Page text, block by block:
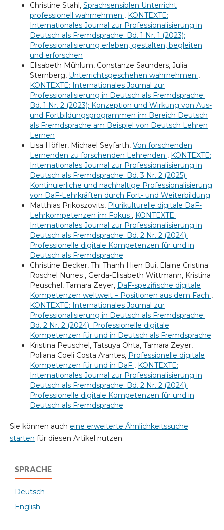
Christine Stahl, Sprachsensiblen Unterricht
professionell wahrnehmen , KONTEXTE:
Internationales Journal zur Professionalisierung in
Deutsch als Fremdsprache: Bd. 1 Nr. 1 (2023):
Professionalisierung erleben, gestalten, begleiten
und erforschen
Elisabeth Mühlum, Constanze Saunders, Julia
Sternberg, Unterrichtsgeschehen wahrnehmen ,
KONTEXTE: Internationales Journal zur
Professionalisierung in Deutsch als Fremdsprache:
Bd. 1 Nr. 2 (2023): Konzeption und Wirkung von Aus-
und Fortbildungsprogrammen im Bereich Deutsch
als Fremdsprache am Beispiel von Deutsch Lehren
Lernen
Lisa Höfler, Michael Seyfarth, Von forschenden
Lernenden zu forschenden Lehrenden , KONTEXTE:
Internationales Journal zur Professionalisierung in
Deutsch als Fremdsprache: Bd. 3 Nr. 2 (2025):
Kontinuierliche und nachhaltige Professionalisierung
von DaF-Lehrkräften durch Fort- und Weiterbildung
Matthias Prikoszovits, Plurikulturelle digitale DaF-
Lehrkompetenzen im Fokus , KONTEXTE:
Internationales Journal zur Professionalisierung in
Deutsch als Fremdsprache: Bd. 2 Nr. 2 (2024):
Professionelle digitale Kompetenzen für und in
Deutsch als Fremdsprache
Christine Becker, Thi Thanh Hien Bui, Elaine Cristina
Roschel Nunes , Gerda-Elisabeth Wittmann, Kristina
Peuschel, Tamara Zeyer, DaF-spezifische digitale
Kompetenzen weltweit – Positionen aus dem Fach ,
KONTEXTE: Internationales Journal zur
Professionalisierung in Deutsch als Fremdsprache:
Bd. 2 Nr. 2 (2024): Professionelle digitale
Kompetenzen für und in Deutsch als Fremdsprache
Kristina Peuschel, Tatsuya Ohta, Tamara Zeyer,
Poliana Coeli Costa Arantes, Professionelle digitale
Kompetenzen für und in DaF , KONTEXTE:
Internationales Journal zur Professionalisierung in
Deutsch als Fremdsprache: Bd. 2 Nr. 2 (2024):
Professionelle digitale Kompetenzen für und in
Deutsch als Fremdsprache
Sie können auch eine erweiterte Ähnlichkeitssuche
starten für diesen Artikel nutzen.
SPRACHE
Deutsch
English